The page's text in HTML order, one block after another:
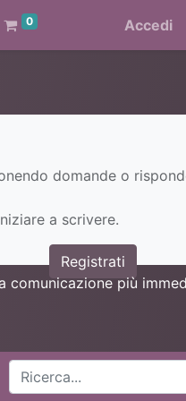
0 Accedi
domande o
a scrivere.
Registrati
comunicazione più